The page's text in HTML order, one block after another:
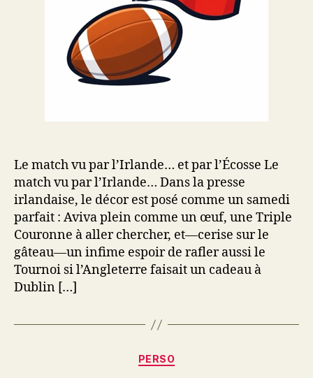
Le match vu par l’Irlande… et par l’Écosse Le
match vu par l’Irlande… Dans la presse
irlandaise, le décor est posé comme un samedi
parfait : Aviva plein comme un œuf, une Triple
Couronne à aller chercher, et—cerise sur le
gâteau—un infime espoir de rafler aussi le
Tournoi si l’Angleterre faisait un cadeau à
Dublin […]
Catégories
PERSO